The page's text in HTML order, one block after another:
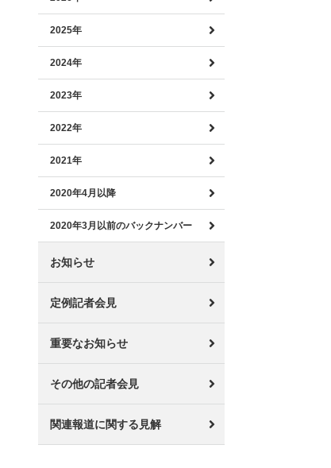
2025年
2024年
2023年
2022年
2021年
2020年4月以降
2020年3月以前のバックナンバー
お知らせ
定例記者会見
重要なお知らせ
その他の記者会見
関連報道に関する見解